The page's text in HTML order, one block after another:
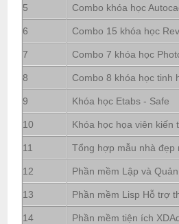
5 Combo khóa học
6 Combo 15 khóa học
7 Combo 7 khóa học
8 Combo 8 khóa học tinh
9 Khóa học Etabs - Safe
10 Khóa học họa viên kiến
11 Tổng hợp mẫu nhà đẹp
12 Phần mềm Lập và
13 Phần mềm Lisp Hỗ trợ
14 Phần mềm tiện ích